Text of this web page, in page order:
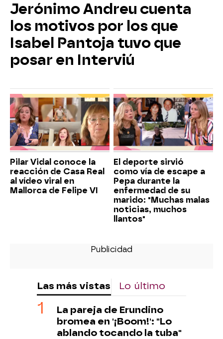
Jerónimo Andreu cuenta
los motivos por los que
Isabel Pantoja tuvo que
posar en Interviú
Pilar Vidal conoce la
reacción de Casa Real
al vídeo viral en
Mallorca de Felipe VI
El deporte sirvió
como vía de escape a
Pepa durante la
enfermedad de su
marido: "Muchas malas
noticias, muchos
llantos"
Las más vistas Lo último
La pareja de Erundino
bromea en '¡Boom!': "Lo
ablando tocando la tuba"